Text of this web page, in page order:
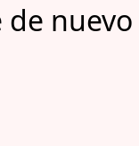
nuevo